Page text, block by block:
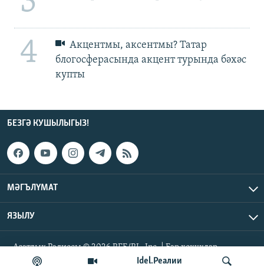
Idel.Реалии
4
Акцентмы, аксентмы? Татар
блогосферасында акцент турында бәхәс
купты
БЕЗГӘ КУШЫЛЫГЫЗ!
МӘГЪЛҮМАТ
ЯЗЫЛУ
Азатлык Радиосы © 2026 RFE/RL, Inc. | Бар хокуклар
сакланган